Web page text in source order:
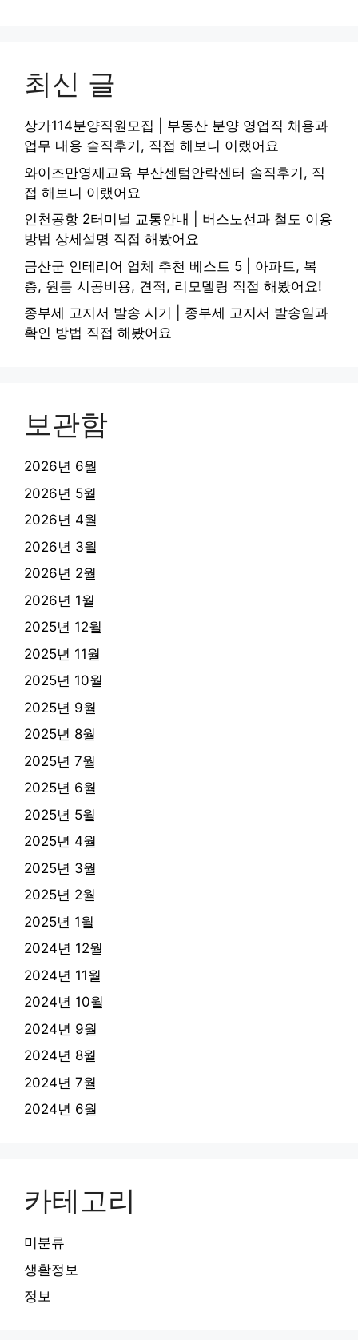
최신 글
상가114분양직원모집 | 부동산 분양 영업직 채용과
업무 내용 솔직후기, 직접 해보니 이랬어요
와이즈만영재교육 부산센텀안락센터 솔직후기, 직
접 해보니 이랬어요
인천공항 2터미널 교통안내 | 버스노선과 철도 이용
방법 상세설명 직접 해봤어요
금산군 인테리어 업체 추천 베스트 5 | 아파트, 복
층, 원룸 시공비용, 견적, 리모델링 직접 해봤어요!
종부세 고지서 발송 시기 | 종부세 고지서 발송일과
확인 방법 직접 해봤어요
보관함
2026년 6월
2026년 5월
2026년 4월
2026년 3월
2026년 2월
2026년 1월
2025년 12월
2025년 11월
2025년 10월
2025년 9월
2025년 8월
2025년 7월
2025년 6월
2025년 5월
2025년 4월
2025년 3월
2025년 2월
2025년 1월
2024년 12월
2024년 11월
2024년 10월
2024년 9월
2024년 8월
2024년 7월
2024년 6월
카테고리
미분류
생활정보
정보